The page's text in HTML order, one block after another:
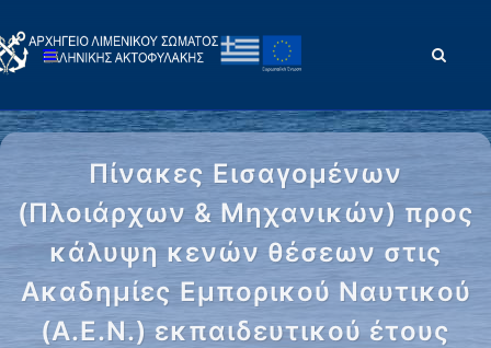
Πίνακες Εισαγομένων
(Πλοιάρχων & Μηχανικών) προς
κάλυψη κενών θέσεων στις
Ακαδημίες Εμπορικού Ναυτικού
(Α.Ε.Ν.) εκπαιδευτικού έτους